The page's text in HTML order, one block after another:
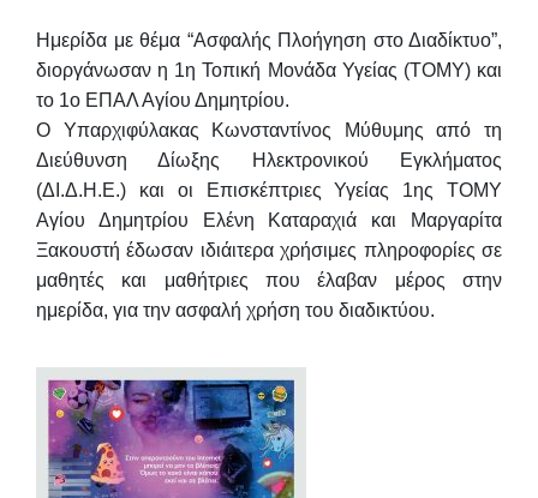
Ημερίδα με θέμα “Ασφαλής Πλοήγηση στο Διαδίκτυο”,
διοργάνωσαν η 1η Τοπική Μονάδα Υγείας (ΤΟΜΥ) και
το 1ο ΕΠΑΛ Αγίου Δημητρίου.
Ο Υπαρχιφύλακας
Κωνσταντίνος Μύθυμης από τη
Διεύθυνση Δίωξης Ηλεκτρονικού Εγκλήματος
(ΔΙ.Δ.Η.Ε.) και οι Επισκέπτριες Υγείας 1ης ΤΟΜΥ
Αγίου Δημητρίου
Ελένη Καταραχιά και
Μαργαρίτα
Ξακουστή έδωσαν ιδιάιτερα χρήσιμες πληροφορίες σε
μαθητές και μαθήτριες που έλαβαν μέρος στην
ημερίδα, για την ασφαλή χρήση του διαδικτύου.